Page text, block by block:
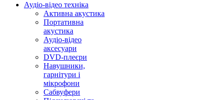
Аудіо-відео техніка
Активна акустика
Портативна
акустика
Аудіо-відео
аксесуари
DVD-плеєри
Навушники,
гарнітури і
мікрофони
Сабвуфери